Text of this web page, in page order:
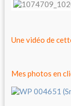
Une vidéo de
Mes photos en